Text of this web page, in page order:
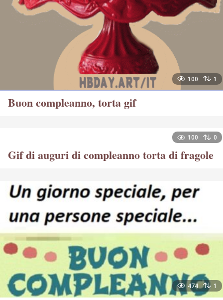
100 1
Buon compleanno, torta gif
100 0
Gif di auguri di compleanno torta di fragole
474 1